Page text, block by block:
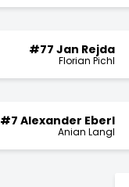
#77 Jan Rejda
Florian Pichl
#7 Alexander Eberl
Anian Langl